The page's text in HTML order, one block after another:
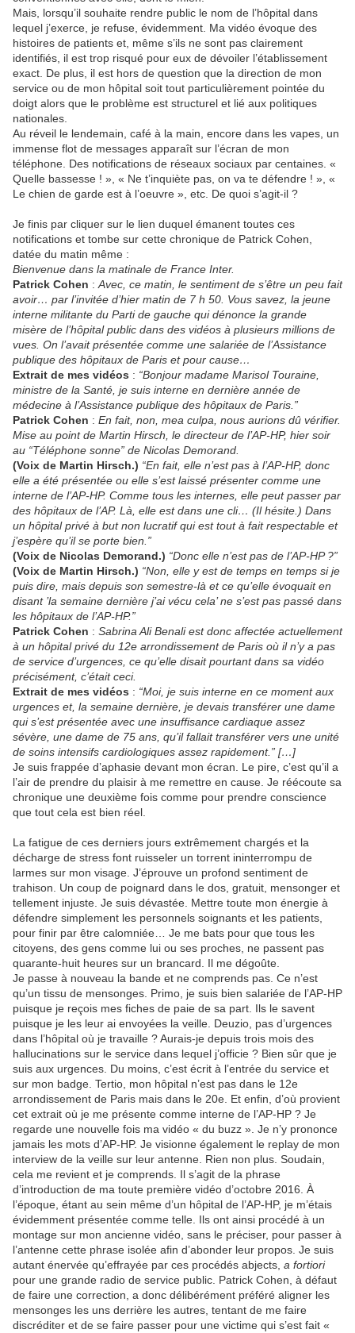
Mais, lorsqu’il souhaite rendre public le nom de l’hôpital dans
lequel j’exerce, je refuse, évidemment. Ma vidéo évoque des
histoires de patients et, même s’ils ne sont pas clairement
identifiés, il est trop risqué pour eux de dévoiler l’établissement
exact. De plus, il est hors de question que la direction de mon
service ou de mon hôpital soit tout particulièrement pointée du
doigt alors que le problème est structurel et lié aux politiques
nationales.
Au réveil le lendemain, café à la main, encore dans les vapes, un
immense flot de messages apparaît sur l’écran de mon
téléphone. Des notifications de réseaux sociaux par centaines. «
Quelle bassesse ! », « Ne t’inquiète pas, on va te défendre ! », «
Le chien de garde est à l’oeuvre », etc. De quoi s’agit-il ?
Je finis par cliquer sur le lien duquel émanent toutes ces
notifications et tombe sur cette chronique de Patrick Cohen,
datée du matin même :
Bienvenue dans la matinale de France Inter.
Patrick Cohen : Avec, ce matin, le sentiment de s’être un peu fait
avoir… par l’invitée d’hier matin de 7 h 50. Vous savez, la jeune
interne militante du Parti de gauche qui dénonce la grande
misère de l’hôpital public dans des vidéos à plusieurs millions de
vues. On l’avait présentée comme une salariée de l’Assistance
publique des hôpitaux de Paris et pour cause…
Extrait de mes vidéos : “Bonjour madame Marisol Touraine,
ministre de la Santé, je suis interne en dernière année de
médecine à l’Assistance publique des hôpitaux de Paris.”
Patrick Cohen : En fait, non, mea culpa, nous aurions dû vérifier.
Mise au point de Martin Hirsch, le directeur de l’AP-HP, hier soir
au “Téléphone sonne” de Nicolas Demorand.
(Voix de Martin Hirsch.) “En fait, elle n’est pas à l’AP-HP, donc
elle a été présentée ou elle s’est laissé présenter comme une
interne de l’AP-HP. Comme tous les internes, elle peut passer par
des hôpitaux de l’AP. Là, elle est dans une cli… (Il hésite.) Dans
un hôpital privé à but non lucratif qui est tout à fait respectable et
j’espère qu’il se porte bien.”
(Voix de Nicolas Demorand.) “Donc elle n’est pas de l’AP-HP ?”
(Voix de Martin Hirsch.) “Non, elle y est de temps en temps si je
puis dire, mais depuis son semestre-là et ce qu’elle évoquait en
disant ’la semaine dernière j’ai vécu cela’ ne s’est pas passé dans
les hôpitaux de l’AP-HP.”
Patrick Cohen : Sabrina Ali Benali est donc affectée actuellement
à un hôpital privé du 12e arrondissement de Paris où il n’y a pas
de service d’urgences, ce qu’elle disait pourtant dans sa vidéo
précisément, c’était ceci.
Extrait de mes vidéos : “Moi, je suis interne en ce moment aux
urgences et, la semaine dernière, je devais transférer une dame
qui s’est présentée avec une insuffisance cardiaque assez
sévère, une dame de 75 ans, qu’il fallait transférer vers une unité
de soins intensifs cardiologiques assez rapidement.” […]
Je suis frappée d’aphasie devant mon écran. Le pire, c’est qu’il a
l’air de prendre du plaisir à me remettre en cause. Je réécoute sa
chronique une deuxième fois comme pour prendre conscience
que tout cela est bien réel.
La fatigue de ces derniers jours extrêmement chargés et la
décharge de stress font ruisseler un torrent ininterrompu de
larmes sur mon visage. J’éprouve un profond sentiment de
trahison. Un coup de poignard dans le dos, gratuit, mensonger et
tellement injuste. Je suis dévastée. Mettre toute mon énergie à
défendre simplement les personnels soignants et les patients,
pour finir par être calomniée… Je me bats pour que tous les
citoyens, des gens comme lui ou ses proches, ne passent pas
quarante-huit heures sur un brancard. Il me dégoûte.
Je passe à nouveau la bande et ne comprends pas. Ce n’est
qu’un tissu de mensonges. Primo, je suis bien salariée de l’AP-HP
puisque je reçois mes fiches de paie de sa part. Ils le savent
puisque je les leur ai envoyées la veille. Deuzio, pas d’urgences
dans l’hôpital où je travaille ? Aurais-je depuis trois mois des
hallucinations sur le service dans lequel j’officie ? Bien sûr que je
suis aux urgences. Du moins, c’est écrit à l’entrée du service et
sur mon badge. Tertio, mon hôpital n’est pas dans le 12e
arrondissement de Paris mais dans le 20e. Et enfin, d’où provient
cet extrait où je me présente comme interne de l’AP-HP ? Je
regarde une nouvelle fois ma vidéo « du buzz ». Je n’y prononce
jamais les mots d’AP-HP. Je visionne également le replay de mon
interview de la veille sur leur antenne. Rien non plus. Soudain,
cela me revient et je comprends. Il s’agit de la phrase
d’introduction de ma toute première vidéo d’octobre 2016. À
l’époque, étant au sein même d’un hôpital de l’AP-HP, je m’étais
évidemment présentée comme telle. Ils ont ainsi procédé à un
montage sur mon ancienne vidéo, sans le préciser, pour passer à
l’antenne cette phrase isolée afin d’abonder leur propos. Je suis
autant énervée qu’effrayée par ces procédés abjects, a fortiori
pour une grande radio de service public. Patrick Cohen, à défaut
de faire une correction, a donc délibérément préféré aligner les
mensonges les uns derrière les autres, tentant de me faire
discréditer et de se faire passer pour une victime qui s’est fait «